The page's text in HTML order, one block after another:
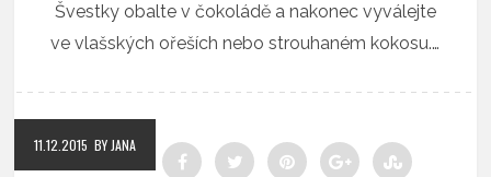
Švestky obalte v čokoládě a nakonec vyválejte
ve vlašských ořeších nebo strouhaném kokosu.…
11.12.2015 BY JANA